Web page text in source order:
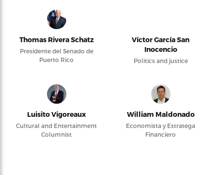
Thomas Rivera Schatz
Presidente del Senado de
Puerto Rico
Víctor García San
Inocencio
Politics and justice
Luisito Vigoreaux
Cultural and Entertainment
Columnist
William Maldonado
Economista y Estratega
Financiero